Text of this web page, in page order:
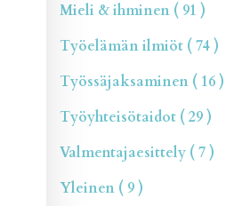
Mieli & ihminen ( 91 )
Työelämän ilmiöt ( 74 )
Työssäjaksaminen ( 16 )
Työyhteisötaidot ( 29 )
Valmentajaesittely ( 7 )
Yleinen ( 9 )